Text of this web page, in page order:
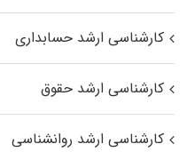
کارشناسی ارشد حسابداری
کارشناسی ارشد حقوق
کارشناسی ارشد روانشناسی